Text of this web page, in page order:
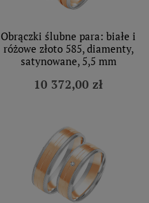
Obrączki ślubne para: białe i
różowe złoto 585, diamenty,
satynowane, 5,5 mm
10 372,00 zł